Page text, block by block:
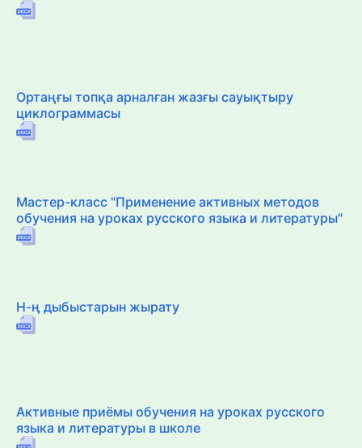
Ортаңғы топқа арналған жазғы сауықтыру
циклограммасы
Мастер-класс "Применение активных методов
обучения на уроках русского языка и литературы"
Н-ң дыбыстарын жырату
Активные приёмы обучения на уроках русского
языка и литературы в школе